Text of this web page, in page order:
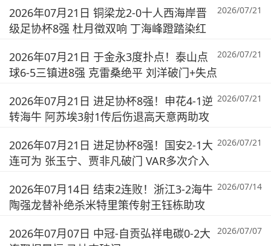
2026年07月21日 铜梁龙2-0十人西海岸晋
级足协杯8强 杜月徵双响 丁海峰蹬踏染红
2026/07/21
2026年07月21日 于金永3度扑点！泰山点
球6-5三镇进8强 克雷桑绝平 刘洋破门+失点
2026/07/21
2026年07月21日 进足协杯8强！申花4-1逆
转海牛 阿苏埃3射1传后伤退高天意两助攻
2026/07/21
2026年07月21日 进足协杯8强！国安2-1大
连可为 张玉宁、贾非凡破门 VAR多次介入
2026/07/21
2026年07月14日 结束2连败！浙江3-2海牛
陶强龙替补绝杀米特里策传射王钰栋助攻
2026/07/14
2026年07月07日 中冠-自贡弘祥电碳0-2大
2026/07/07